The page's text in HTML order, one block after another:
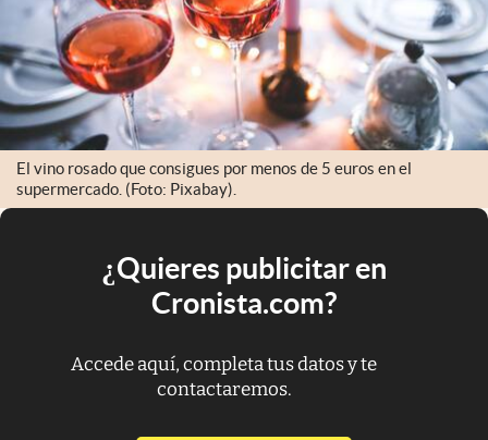
El vino rosado que consigues por menos de 5 euros en el
supermercado. (Foto: Pixabay).
¿Quieres publicitar en
Cronista.com?
Accede aquí, completa tus datos y te
contactaremos.